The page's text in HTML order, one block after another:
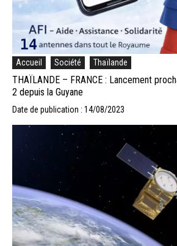
Accueil Société Thaïlande
THAÏLANDE – FRANCE : Lancement
2 depuis la Guyane
Date de publication : 14/08/2023